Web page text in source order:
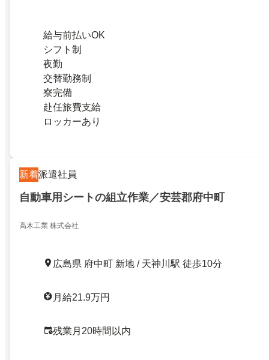
給与前払いOK
シフト制
夜勤
交替勤務制
寮完備
赴任旅費支給
ロッカーあり
新着派遣社員
自動車用シートの組立作業／安芸郡府中町
高木工業 株式会社
広島県 府中町 新地 / 天神川駅 徒歩10分
月給21.9万円
残業月20時間以内